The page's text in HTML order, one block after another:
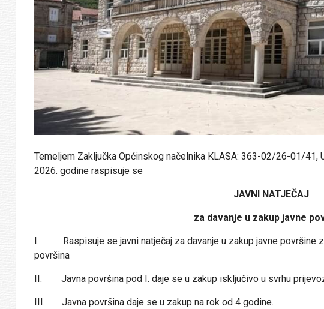
Temeljem Zaključka Općinskog načelnika KLASA: 363-02/26-01/41,
2026. godine raspisuje se
JAVNI NATJEČAJ
za davanje u zakup javne
I. Raspisuje se javni natječaj za davanje u zakup javne površine
površina
II. Javna površina pod I. daje se u zakup isključivo u svrhu
III. Javna površina daje se u zakup na rok od 4 godine.